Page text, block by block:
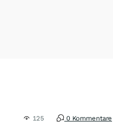
125 0 Kommentare